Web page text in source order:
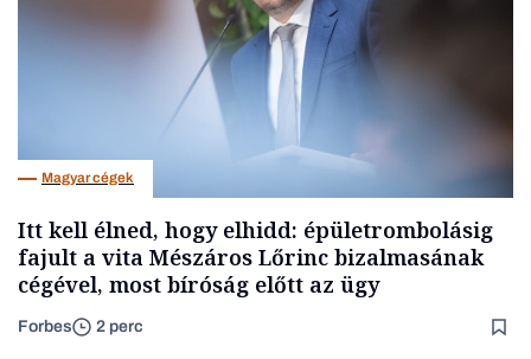
Magyar cégek
Itt kell élned, hogy elhidd: épületrombolásig
fajult a vita Mészáros Lőrinc bizalmasának
cégével, most bíróság előtt az ügy
Forbes 2 perc